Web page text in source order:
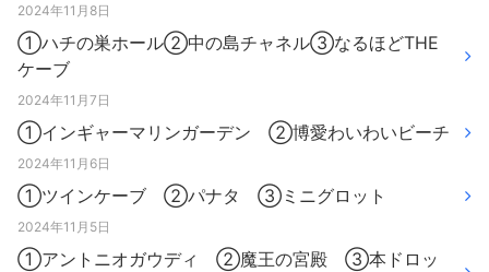
2024年11月8日
①ハチの巣ホール②中の島チャネル③なるほどTHE
ケーブ
2024年11月7日
①インギャーマリンガーデン ②博愛わいわいビーチ
2024年11月6日
①ツインケーブ ②パナタ ③ミニグロット
2024年11月5日
①アントニオガウディ ②魔王の宮殿 ③本ドロッ